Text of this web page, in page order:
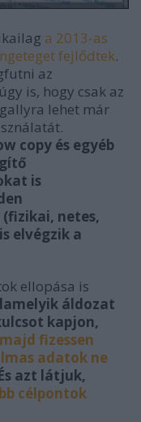
a 2013-as
fejlődtek.
az
is, hogy csak az
lehet már
copy és egyéb
is
netes,
elvégzik a
ellopása is
áldozat
kapjon,
fizessen
adatok ne
azt látjuk,
célpontok